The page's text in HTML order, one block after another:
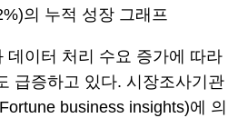
의 누적 성장 그래프
데이터 처리 수요 증가에 따라
급증하고 있다. 시장조사기관
business insights)에 의